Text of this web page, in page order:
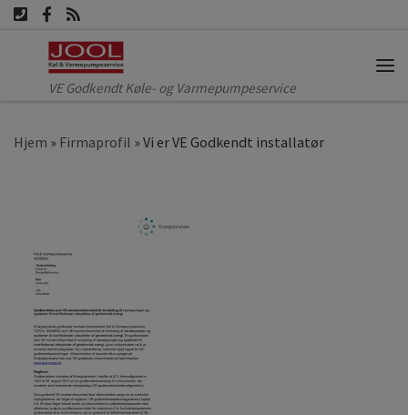
Fortsæt til indhold
VE Godkendt Køle- og Varmepumpeservice
Hjem » Firmaprofil »Vi er VE Godkendt installatør